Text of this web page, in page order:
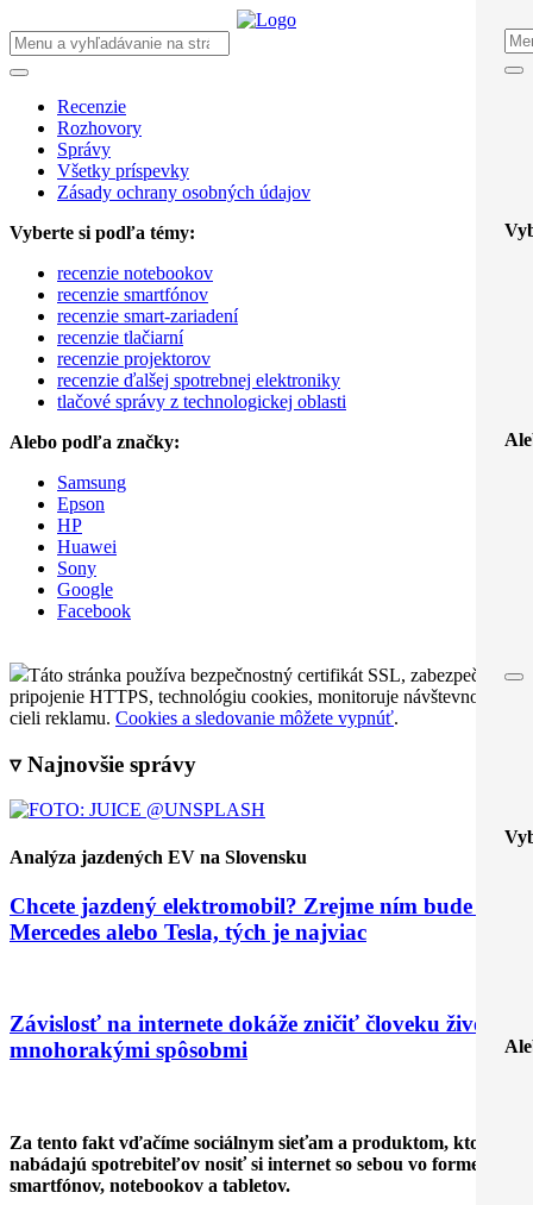
Recenzie
Rozhovory
Správy
Všetky príspevky
Zásady ochrany osobných údajov
Vyberte si podľa témy:
recenzie notebookov
recenzie smartfónov
recenzie smart-zariadení
recenzie tlačiarní
recenzie projektorov
recenzie ďalšej spotrebnej elektroniky
tlačové správy z technologickej oblasti
Alebo podľa značky:
Samsung
Epson
HP
Huawei
Sony
Google
Facebook
Táto stránka používa bezpečnostný certifikát SSL, zabezpečené
pripojenie HTTPS, technológiu cookies, monitoruje návštevnosť a
cieli reklamu. Cookies a sledovanie môžete vypnúť.
▿ Najnovšie správy
Analýza jazdených EV na Slovensku
Chcete jazdený elektromobil? Zrejme ním bude VW,
Mercedes alebo Tesla, tých je najviac
Závislosť na internete dokáže zničiť človeku život
mnohorakými spôsobmi
Za tento fakt vďačíme sociálnym sieťam a produktom, ktoré
nabádajú spotrebiteľov nosiť si internet so sebou vo forme
smartfónov, notebookov a tabletov.